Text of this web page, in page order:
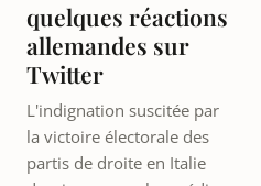
quelques réactions
allemandes sur
Twitter
L'indignation suscitée par
la victoire électorale des
partis de droite en Italie